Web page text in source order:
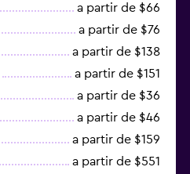
a partir de $66
a partir de $76
a partir de $138
a partir de $151
a partir de $36
a partir de $46
a partir de $159
a partir de $551